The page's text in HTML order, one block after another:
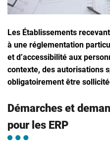
Les Établissements
à une réglementation
et d’accessibilité aux
contexte, des autorisations
obligatoirement être
Démarches et
pour les ERP